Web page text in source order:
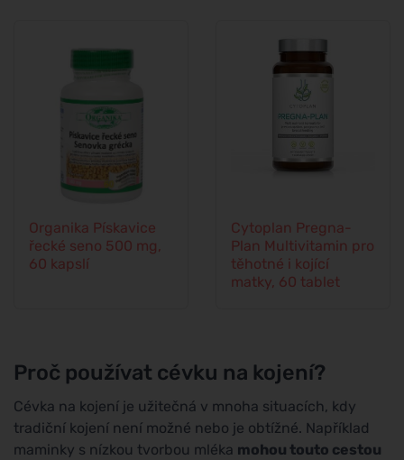
Organika Pískavice
řecké seno 500 mg,
60 kapslí
Cytoplan Pregna-
Plan Multivitamin pro
těhotné i kojící
matky, 60 tablet
Proč používat cévku na kojení?
Cévka na kojení je užitečná v mnoha situacích, kdy
tradiční kojení není možné nebo je obtížné. Například
maminky s nízkou tvorbou mléka mohou touto cestou